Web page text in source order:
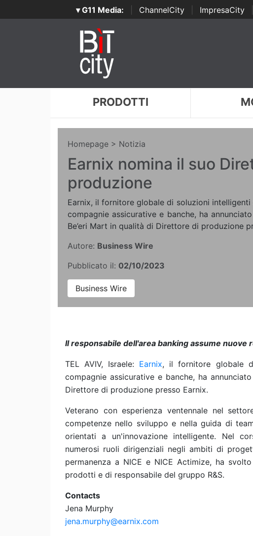
▾ G11 Media: ChannelCity ImpresaCity
PRODOTTI
Homepage > Notizia
Earnix nomina il suo
produzione
Earnix, il fornitore globale di soluzioni intelligenti
compagnie assicurative e banche, ha
Be’eri Mart in qualità di Direttore di produzione
Autore: Business Wire
Pubblicato il: 02/10/2023
Business Wire
Il responsabile dell'area banking assume nuove
TEL AVIV, Israele: Earnix, il fornitore globale
compagnie assicurative e banche, ha
Direttore di produzione presso Earnix.
Veterano con esperienza ventennale nel
competenze nello sviluppo e nella guida di
orientati a un'innovazione intelligente. Nel
numerosi ruoli dirigenziali negli ambiti di
permanenza a NICE e NICE Actimize, ha
prodotti e di responsabile del gruppo R&S.
Contacts
Jena Murphy
jena.murphy@earnix.com